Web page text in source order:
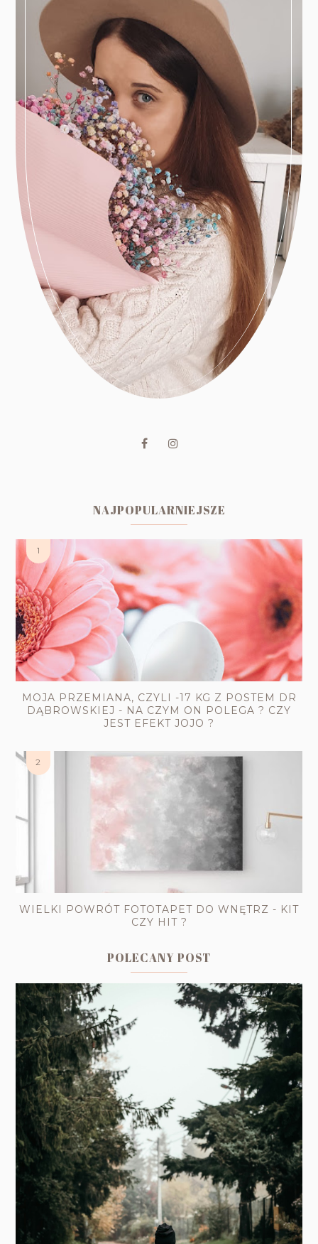
NAJPOPULARNIEJSZE
MOJA PRZEMIANA, CZYLI -17 KG Z POSTEM DR
DĄBROWSKIEJ - NA CZYM ON POLEGA ? CZY
JEST EFEKT JOJO ?
WIELKI POWRÓT FOTOTAPET DO WNĘTRZ - KIT
CZY HIT ?
POLECANY POST